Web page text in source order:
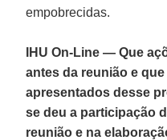
empobrecidas.
IHU On-Line — Que
antes da reunião e
apresentados desse
se deu a participação
reunião e na